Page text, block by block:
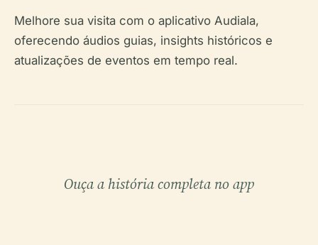
Melhore sua visita com o aplicativo Audiala,
oferecendo áudios guias, insights históricos e
atualizações de eventos em tempo real.
Ouça a história completa no app